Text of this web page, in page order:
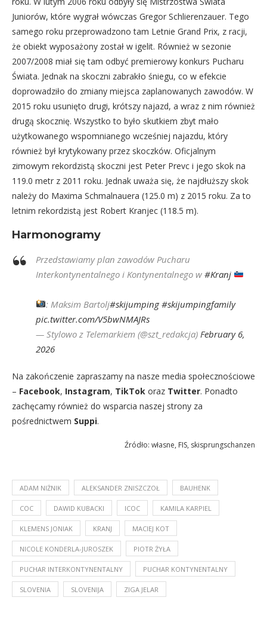
Juniorów, które wygrał wówczas Gregor Schlierenzauer. Tego
samego roku przeprowadzono tam Letnie Grand Prix, z racji,
że obiekt wyposażony został w igelit. Również w sezonie
2007/2008 miał się tam odbyć premierowy konkurs Pucharu
Świata. Jednak na skoczni zabrakło śniegu, co w efekcie
doprowadziło do zmiany miejsca zaplanowanych zawodów. W
2015 roku usunięto drugi, krótszy najazd, a wraz z nim również
drugą skocznię. Wszystko to było skutkiem zbyt mało
użytkowanego wspomnianego wcześniej najazdu, który
również był krytykowany przez skoczków. Oficjalnym
zimowym rekordzistą skoczni jest Peter Prevc i jego skok na
119.0 metr z 2011 roku. Jednak uważa się, że najdłuższy skok
należy do Maxima Schmalnauera (125.0 m) z 2015 roku. Za to
letnim rekordzistą jest Robert Kranjec (118.5 m).
Harmonogramy
Przedstawiamy plan zawodów Pucharu
Interkontynentalnego i Kontynentalnego w #Kranj
: Maksim Bartolj#skijumping #skijumpingfamily
pic.twitter.com/V5bwNMAJRs
— Stylowo z Telemarkiem (@szt_redakcja) February 6,
2026
Na zakończenie zapraszamy na nasze media społecznościowe
– Facebook, Instagram, TikTok oraz Twitter. Ponadto
zachęcamy również do wsparcia naszej strony za
pośrednictwem Suppi.
Źródło: własne, FIS, skisprungschanzen
ADAM NIŻNIK ALEKSANDER ZNISZCZOŁ BAUHENK
COC DAWID KUBACKI ICOC KAMILA KARPIEL
KLEMENS JONIAK KRANJ MACIEJ KOT
NICOLE KONDERLA-JUROSZEK PIOTR ŻYŁA
PUCHAR INTERKONTYNENTALNY PUCHAR KONTYNENTALNY
SLOVENIA SLOVENIJA ZIGA JELAR